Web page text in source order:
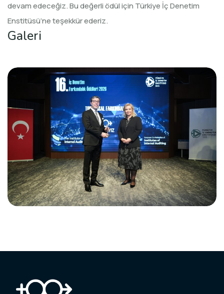
devam edeceğiz. Bu değerli ödül için Türkiye İç Denetim
Enstitüsü’ne teşekkür ederiz.
Galeri